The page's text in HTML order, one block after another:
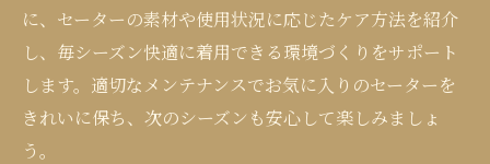
に、セーターの素材や使用状況に応じたケア方法を紹介
し、毎シーズン快適に着用できる環境づくりをサポート
します。適切なメンテナンスでお気に入りのセーターを
きれいに保ち、次のシーズンも安心して楽しみましょ
う。